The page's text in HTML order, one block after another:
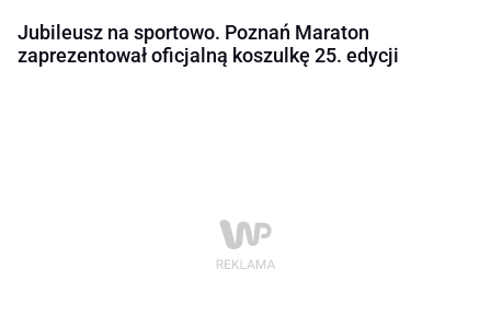
Jubileusz na sportowo. Poznań Maraton
zaprezentował oficjalną koszulkę 25. edycji